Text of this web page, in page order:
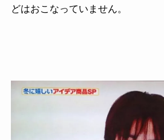
どはおこなっていません。